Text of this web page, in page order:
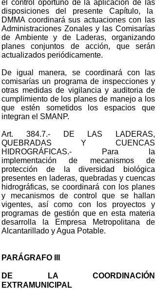
el control oportuno de la aplicación de las
disposiciones del presente Capítulo, la
DMMA coordinará sus actuaciones con las
Administraciones Zonales y las Comisarías
de Ambiente y de Laderas, organizando
planes conjuntos de acción, que serán
actualizados periódicamente.
De igual manera, se coordinará con las
comisarías un programa de inspecciones y
otras medidas de vigilancia y auditoria de
cumplimiento de los planes de manejo a los
que estén sometidos los espacios que
integran el SMANP.
Art. 384.7.- DE LAS LADERAS,
QUEBRADAS Y CUENCAS
HIDROGRÁFICAS.- Para la
implementación de mecanismos de
protección de la diversidad biológica
presentes en laderas, quebradas y cuencas
hidrográficas, se coordinará con los planes
y mecanismos de control que se hallan
vigentes, así como con los proyectos y
programas de gestión que en esta materia
desarrolla la Empresa Metropolitana de
Alcantarillado y Agua Potable.
PARÁGRAFO III
DE LA COORDINACIÓN
EXTRAMUNICIPAL